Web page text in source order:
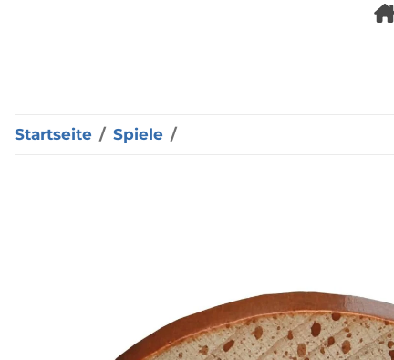
Startseite Spiele